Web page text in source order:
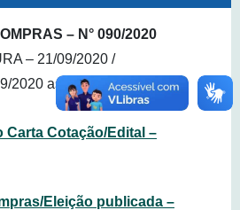
– N° 090/2020
– 21/09/2020 /
2020 as 10:00 Horas
Carta Cotação/Edital –
Eleição publicada –